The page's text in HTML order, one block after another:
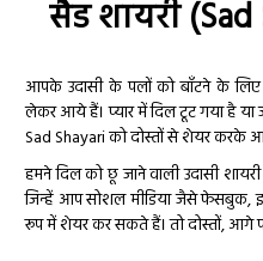
सैड शायरी
आपके उदासी के पलों को बाँटने के
लेकर आये हैं। प्यार में दिल टूट गया है या
Sad Shayari को दोस्तों से शेयर करके
हमने दिल को छू जाने वाली उदासी
जिन्हें आप सोशल मीडिया जैसे फेसबुक,
रूप में शेयर कर सकते हैं। तो दोस्तों, आगे